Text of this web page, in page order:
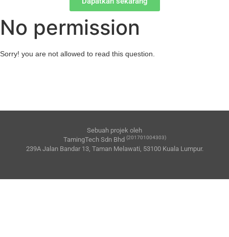
No permission
Sorry! you are not allowed to read this question.
Sebuah projek oleh
TamingTech Sdn Bhd (201701004303)
239A Jalan Bandar 13, Taman Melawati, 53100 Kuala Lumpur.